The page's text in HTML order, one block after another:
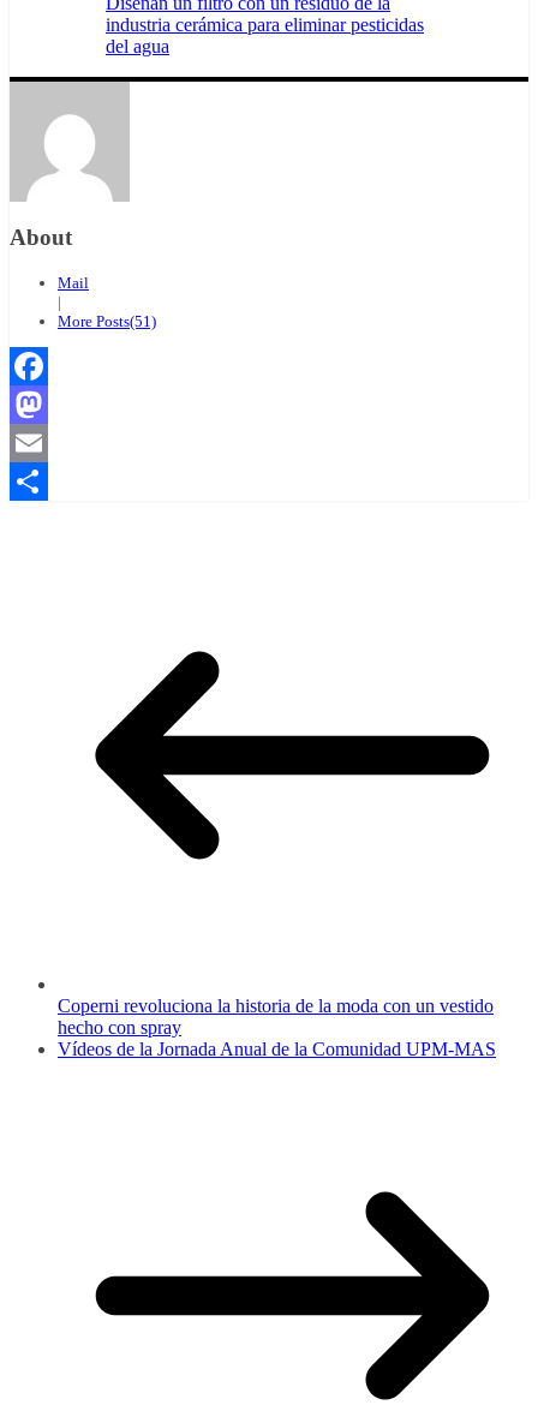
industria cerámica para eliminar pesticidas
del agua
About
Mail
|
More Posts(51)
Facebook
Mastodon
Email
Coperni revoluciona la historia de la moda con un vestido
hecho con spray
Vídeos de la Jornada Anual de la Comunidad UPM-MAS